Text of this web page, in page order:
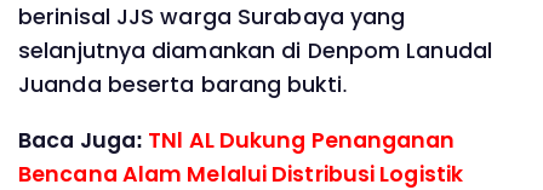
berinisal JJS warga Surabaya yang
selanjutnya diamankan di Denpom Lanudal
Juanda beserta barang bukti.
Baca Juga: TNl AL Dukung Penanganan
Bencana Alam Melalui Distribusi Logistik